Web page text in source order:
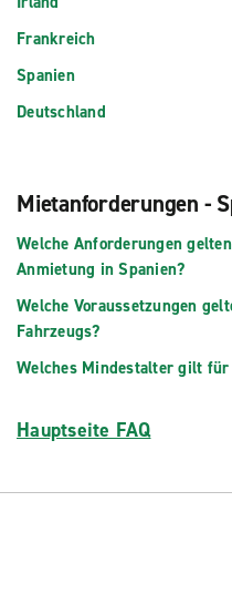
Frankreich
Spanien
Deutschland
Mietanforderungen -
Welche Anforderungen
Anmietung in Spanien?
Welche Voraussetzungen
Fahrzeugs?
Welches Mindestalter gilt
Hauptseite FAQ